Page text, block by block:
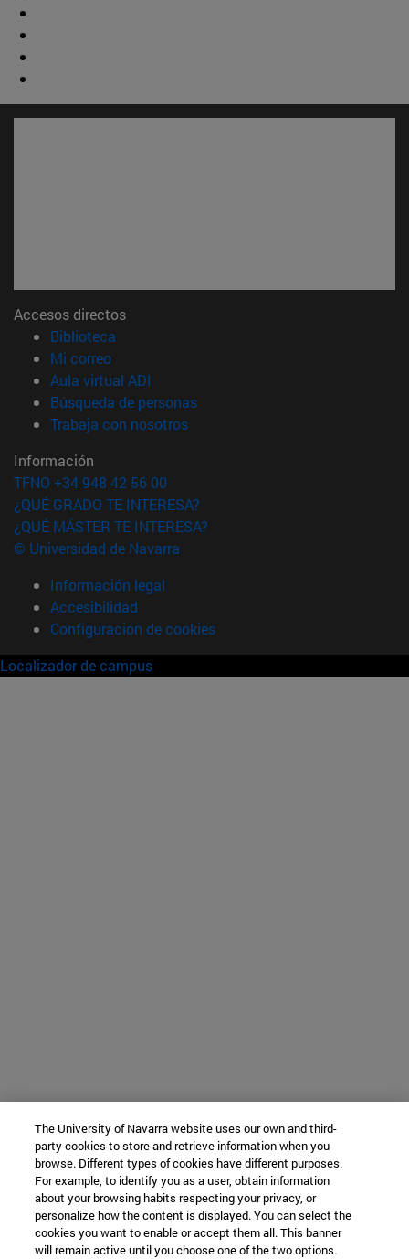
Accesos directos
Biblioteca
Mi correo(abre en nueva ventana)
Aula virtual ADI
Búsqueda de personas(abre en nueva ventana)
Trabaja con nosotros(abre en nueva ventana)
Información
TFNO +34 948 42 56 00
¿QUÉ GRADO TE INTERESA?
¿QUÉ MÁSTER TE INTERESA?
© Universidad de Navarra
Información legal
Accesibilidad
Configuración de cookies
Localizador de campus
The University of Navarra website uses our own and third-
party cookies to store and retrieve information when you
browse. Different types of cookies have different purposes.
For example, to identify you as a user, obtain information
about your browsing habits respecting your privacy, or
personalize how the content is displayed. You can select the
cookies you want to enable or accept them all. This banner
will remain active until you choose one of the two options.